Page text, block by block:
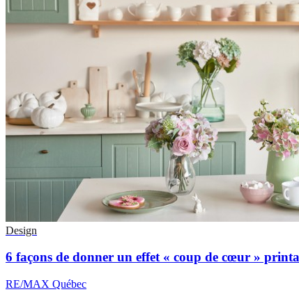
Design
6 façons de donner un effet « coup de cœur »
RE/MAX Québec